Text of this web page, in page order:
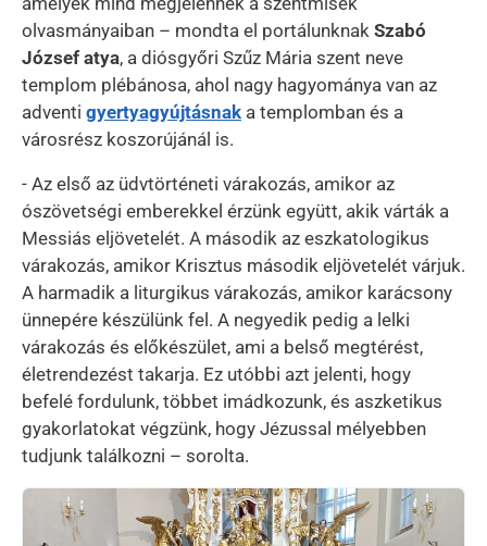
olvasmányaiban – mondta el portálunknak Szabó
József atya, a diósgyőri Szűz Mária szent neve
templom plébánosa, ahol nagy hagyománya van az
adventi gyertyagyújtásnak a templomban és a
városrész koszorújánál is.
- Az első az üdvtörténeti várakozás, amikor az
ószövetségi emberekkel érzünk együtt, akik várták a
Messiás eljövetelét. A második az eszkatologikus
várakozás, amikor Krisztus második eljövetelét várjuk.
A harmadik a liturgikus várakozás, amikor karácsony
ünnepére készülünk fel. A negyedik pedig a lelki
várakozás és előkészület, ami a belső megtérést,
életrendezést takarja. Ez utóbbi azt jelenti, hogy
befelé fordulunk, többet imádkozunk, és aszketikus
gyakorlatokat végzünk, hogy Jézussal mélyebben
tudjunk találkozni – sorolta.
Kép